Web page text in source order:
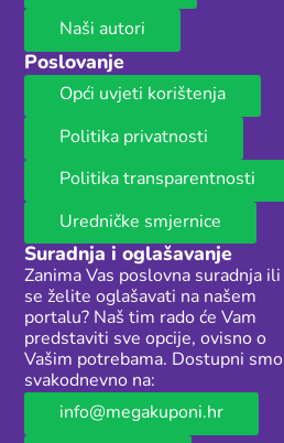
Naši autori
Poslovanje
Opći uvjeti korištenja
Politika privatnosti
Politika transparentnosti
Uredničke smjernice
Suradnja i oglašavanje
Zanima Vas poslovna suradnja ili
se želite oglašavati na našem
portalu? Naš tim rado će Vam
predstaviti sve opcije, ovisno o
Vašim potrebama. Dostupni smo
svakodnevno na:
info@megakuponi.hr